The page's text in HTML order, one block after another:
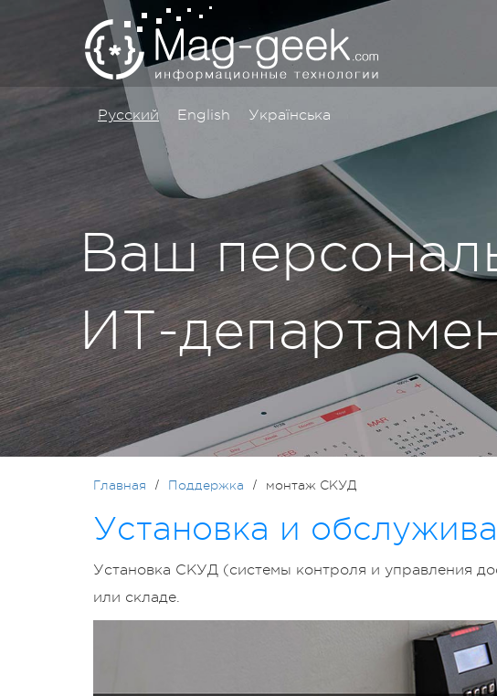
Ваш
ИТ-
Русский English Українська
Главная Поддержка монтаж СКУД
Установка и
Установка СКУД (системы контроля и управления
или складе.